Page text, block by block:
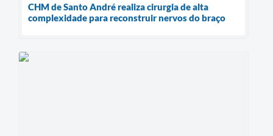
CHM de Santo André realiza cirurgia de alta
complexidade para reconstruir nervos do braço